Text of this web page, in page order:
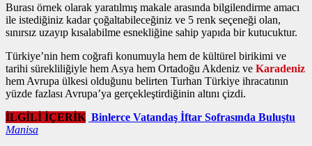
Burası örnek olarak yaratılmış makale arasında bilgilendirme amacı
ile istediğiniz kadar çoğaltabileceğiniz ve 5 renk seçeneği olan,
sınırsız uzayıp kısalabilme esnekliğine sahip yapıda bir kutucuktur.
Türkiye’nin hem coğrafi konumuyla hem de kültürel birikimi ve
tarihi sürekliliğiyle hem Asya hem Ortadoğu Akdeniz ve Karadeniz
hem Avrupa ülkesi olduğunu belirten Turhan Türkiye ihracatının
yüzde fazlası Avrupa’ya gerçekleştirdiğinin altını çizdi.
İLGİLİ İÇERİK Binlerce Vatandaş İftar Sofrasında Buluştu
Manisa